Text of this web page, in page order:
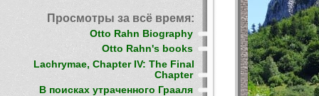
Просмотры за всё время:
Otto Rahn Biography
Otto Rahn's books
Lachrymae, Chapter IV: The Final
Chapter
В поисках утраченного Грааля